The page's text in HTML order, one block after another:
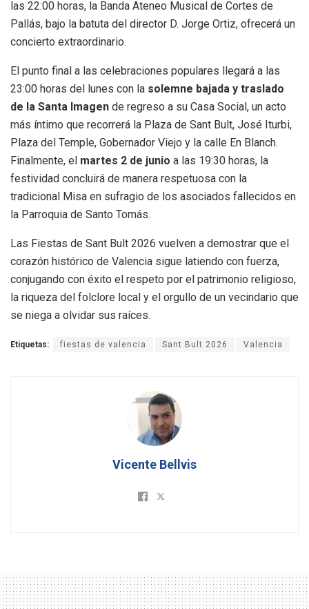
las 22:00 horas, la Banda Ateneo Musical de Cortes de
Pallás, bajo la batuta del director D. Jorge Ortiz, ofrecerá un
concierto extraordinario.
El punto final a las celebraciones populares llegará a las
23:00 horas del lunes con la solemne bajada y traslado
de la Santa Imagen de regreso a su Casa Social, un acto
más íntimo que recorrerá la Plaza de Sant Bult, José Iturbi,
Plaza del Temple, Gobernador Viejo y la calle En Blanch.
Finalmente, el martes 2 de junio a las 19:30 horas, la
festividad concluirá de manera respetuosa con la
tradicional Misa en sufragio de los asociados fallecidos en
la Parroquia de Santo Tomás.
Las Fiestas de Sant Bult 2026 vuelven a demostrar que el
corazón histórico de Valencia sigue latiendo con fuerza,
conjugando con éxito el respeto por el patrimonio religioso,
la riqueza del folclore local y el orgullo de un vecindario que
se niega a olvidar sus raíces.
Etiquetas: fiestas de valencia Sant Bult 2026 Valencia
Vicente Bellvis